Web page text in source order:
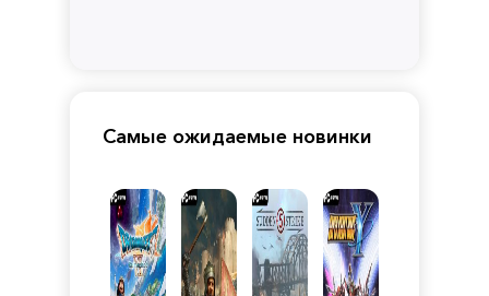
Самые ожидаемые новинки